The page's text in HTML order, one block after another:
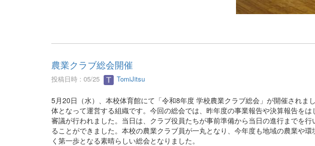
農業クラブ総会開催
投稿日時 : 05/25 TomiJitsu
5月20日（水）、本校体育館にて「令和8年度 学校農業クラブ総会」が開催されま
体となって運営する組織です。今回の総会では、昨年度の事業報告や決算報告を
審議が行われました。当日は、クラブ役員たちが事前準備から当日の進行までを
ることができました。本校の農業クラブ員が一丸となり、今年度も地域の農業や
く第一歩となる素晴らしい総会となりました。